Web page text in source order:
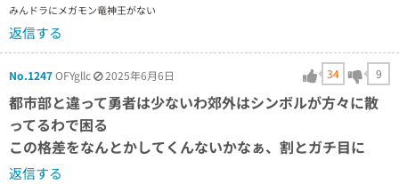
みんドラにメガモン竜神王がない
返信する
No.1247OFYgllc 2025年6月6日 34 9
都市部と違って勇者は少ないわ郊外はシンボルが方々に散
ってるわで困る
この格差をなんとかしてくんないかなぁ、割とガチ目に
返信する